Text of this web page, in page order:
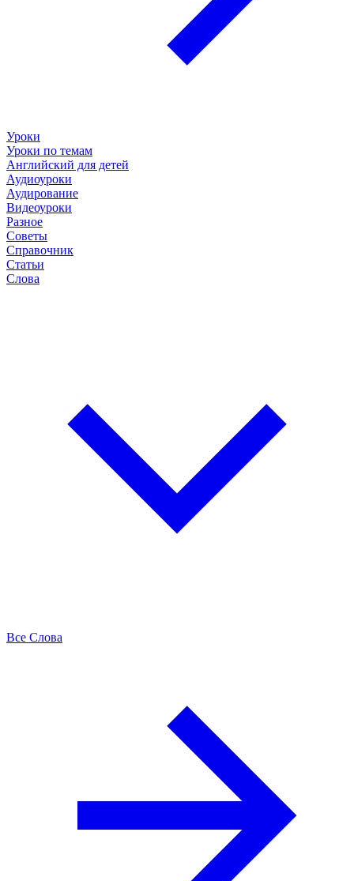
Уроки
Уроки по темам
Английский для детей
Аудиоуроки
Аудирование
Видеоуроки
Разное
Советы
Справочник
Статьи
Слова
Все Слова